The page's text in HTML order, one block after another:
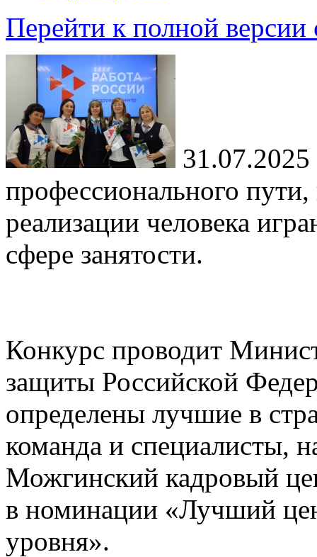
Перейти к полной версии
31.07.2025
профессионального
реализации человека
сфере занятости.
Конкурс проводит
защиты Российской
определены лучшие в
команда и специалисты,
Можгинский кадровый
в номинации «Лучший
уровня».